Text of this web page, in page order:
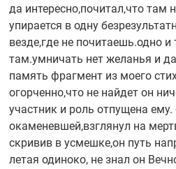
да интересно,почитал,что там
упирается в одну
везде,где не почитаешь.одно
там.умничать нет желанья и
память фрагмент из моего
огорченно,что не найдет он
участник и роль отпущена
окаменевшей,взглянул на
скривив в усмешке,он путь
летая одиноко, не знал он